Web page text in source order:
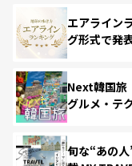
エアライン
グ形式で発
Next韓国旅
グルメ・テ
旬な“あの